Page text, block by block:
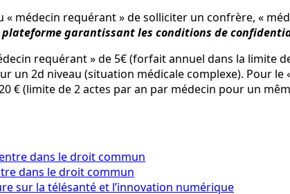
« médecin requérant » de solliciter un confrère, «
plateforme garantissant les conditions de
requérant » de 5€ (forfait annuel dans la limite
un 2d niveau (situation médicale complexe). Pour
€ (limite de 2 actes par an par médecin pour un
dans le droit commun